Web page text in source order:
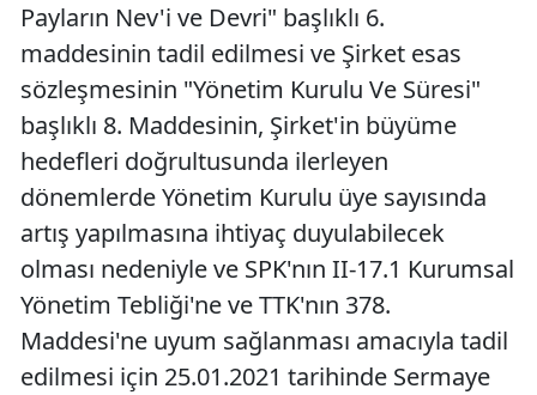
Payların Nev'i ve Devri" başlıklı 6.
maddesinin tadil edilmesi ve Şirket esas
sözleşmesinin "Yönetim Kurulu Ve Süresi"
başlıklı 8. Maddesinin, Şirket'in büyüme
hedefleri doğrultusunda ilerleyen
dönemlerde Yönetim Kurulu üye sayısında
artış yapılmasına ihtiyaç duyulabilecek
olması nedeniyle ve SPK'nın II-17.1 Kurumsal
Yönetim Tebliği'ne ve TTK'nın 378.
Maddesi'ne uyum sağlanması amacıyla tadil
edilmesi için 25.01.2021 tarihinde Sermaye